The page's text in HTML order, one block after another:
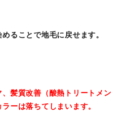
ることで地毛に戻せます。
髪質改善（酸熱トリートメン
ーは落ちてしまいます。